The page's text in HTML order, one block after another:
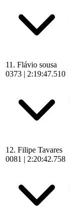
11. Flávio sousa
0373 | 2:19:47.510
12. Filipe Tavares
0081 | 2:20:42.758